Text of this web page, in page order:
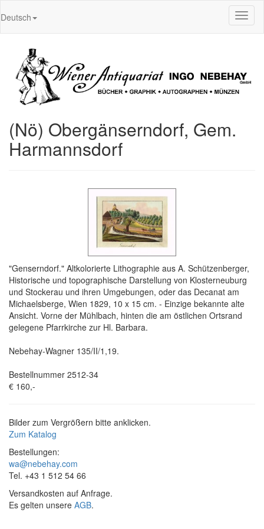
Deutsch
(Nö) Obergänserndorf, Gem.
Harmannsdorf
"Genserndorf." Altkolorierte Lithographie aus A. Schützenberger,
Historische und topographische Darstellung von Klosterneuburg
und Stockerau und ihren Umgebungen, oder das Decanat am
Michaelsberge, Wien 1829, 10 x 15 cm. - Einzige bekannte alte
Ansicht. Vorne der Mühlbach, hinten die am östlichen Ortsrand
gelegene Pfarrkirche zur Hl. Barbara.
Nebehay-Wagner 135/II/1,19.
Bestellnummer 2512-34
€ 160,-
Bilder zum Vergrößern bitte anklicken.
Zum Katalog
Bestellungen:
wa@nebehay.com
Tel. +43 1 512 54 66
Versandkosten auf Anfrage.
Es gelten unsere AGB.